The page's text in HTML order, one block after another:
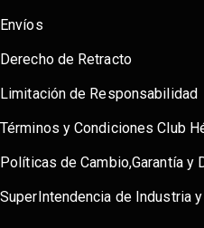
Envíos
Derecho de Retracto
Limitación de Responsabilidad
Términos y Condiciones Club
Políticas de Cambio,Garantía y
SuperIntendencia de Industria